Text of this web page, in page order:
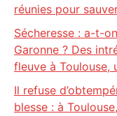
réunies pour
Sécheresse : a-t-
Garonne ? Des
fleuve à Toulouse,
Il refuse
blesse : à